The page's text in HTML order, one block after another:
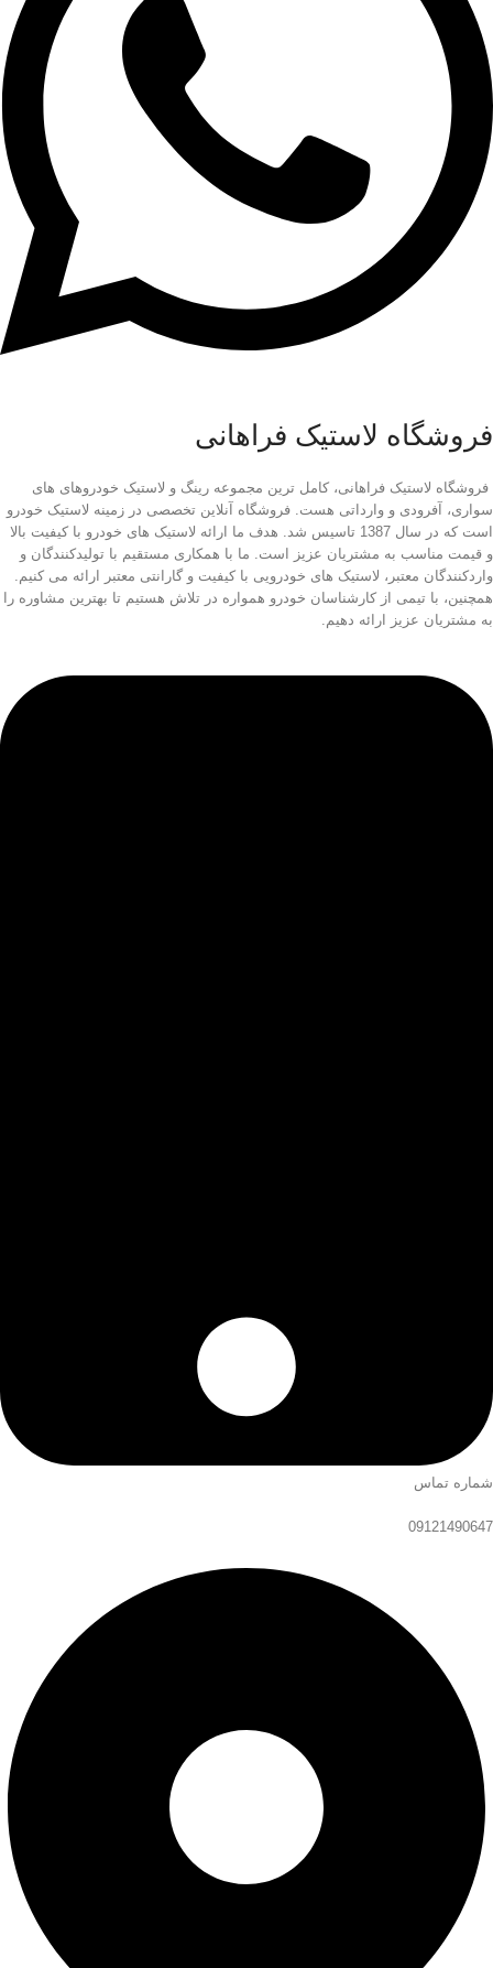
فروشگاه لاستیک فراهانی
فروشگاه لاستیک فراهانی، کامل ترین مجموعه رینگ و لاستیک خودروهای های
سواری، آفرودی و وارداتی هست. فروشگاه آنلاین تخصصی در زمینه لاستیک خودرو
است که در سال 1387 تاسیس شد. هدف ما ارائه لاستیک های خودرو با کیفیت بالا
و قیمت مناسب به مشتریان عزیز است. ما با همکاری مستقیم با تولیدکنندگان و
واردکنندگان معتبر، لاستیک های خودرویی با کیفیت و گارانتی معتبر ارائه می کنیم.
همچنین، با تیمی از کارشناسان خودرو همواره در تلاش هستیم تا بهترین مشاوره را
به مشتریان عزیز ارائه دهیم.
شماره تماس
09121490647